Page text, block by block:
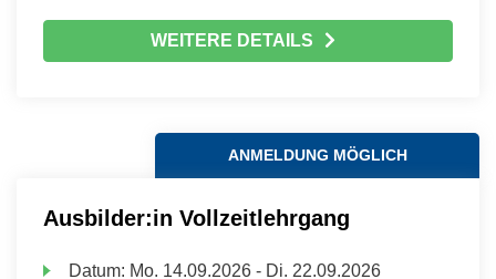
WEITERE DETAILS
ANMELDUNG MÖGLICH
Ausbilder:in Vollzeitlehrgang
Datum: Mo. 14.09.2026 - Di. 22.09.2026